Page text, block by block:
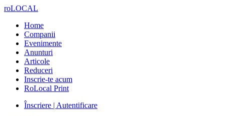
roLOCAL
Home
Companii
Evenimente
Anunturi
Articole
Reduceri
Inscrie-te acum
RoLocal Print
Înscriere | Autentificare